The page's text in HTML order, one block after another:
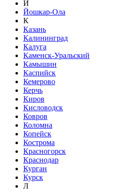
Й
Йошкар-Ола
К
Казань
Калининград
Калуга
Каменск-Уральский
Камышин
Каспийск
Кемерово
Керчь
Киров
Кисловодск
Ковров
Коломна
Копейск
Кострома
Красногорск
Краснодар
Курган
Курск
Л